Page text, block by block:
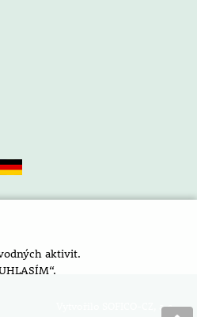
Vytvořilo SOFICO-CZ, a.s.
aktivit.